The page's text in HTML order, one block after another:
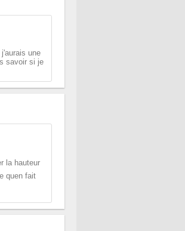
une
savoir si je
la hauteur
fait